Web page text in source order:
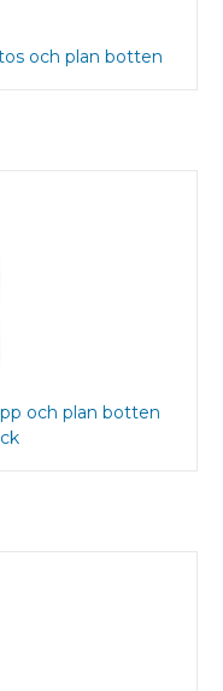
och plan botten
och plan botten